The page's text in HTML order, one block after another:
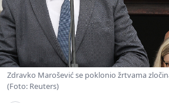
Zdravko Marošević se poklonio žrtvama
(Foto: Reuters)